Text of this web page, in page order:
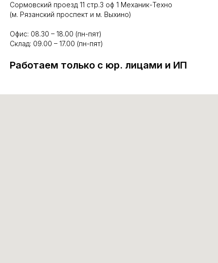
Сормовский проезд 11 стр.3 оф 1 Механик-Техно
(м. Рязанский проспект и м. Выхино)
Офис: 08.30 – 18.00 (пн-пят)
Склад: 09.00 – 17.00 (пн-пят)
Работаем только с юр. лицами и ИП